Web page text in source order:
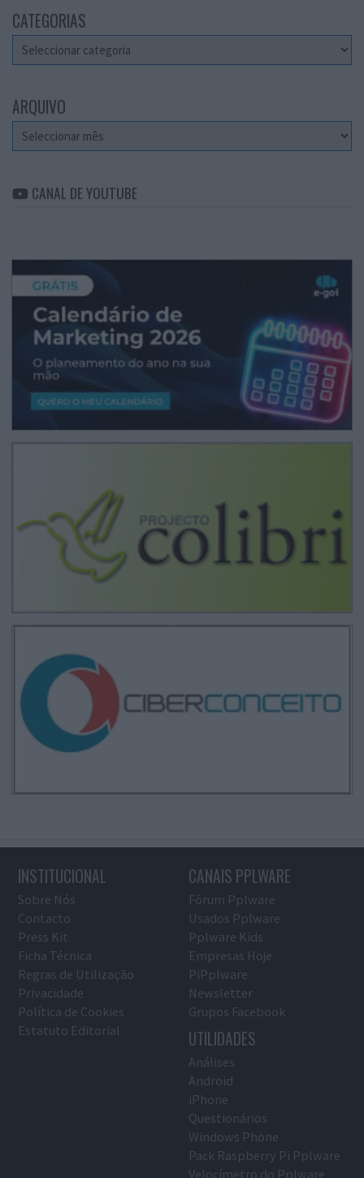
CATEGORIAS
Categorias
ARQUIVO
Arquivo
CANAL DE YOUTUBE
INSTITUCIONAL
Sobre Nós
Contacto
Press Kit
Ficha Técnica
Regras de Utilização
Privacidade
Política de Cookies
Estatuto Editorial
CANAIS PPLWARE
Fórum Pplware
Usados Pplware
Pplware Kids
Empresas Hoje
PiPplware
Newsletter
Grupos Facebook
UTILIDADES
Análises
Android
iPhone
Questionários
Windows Phone
Pack Raspberry Pi Pplware
Velocímetro do Pplware